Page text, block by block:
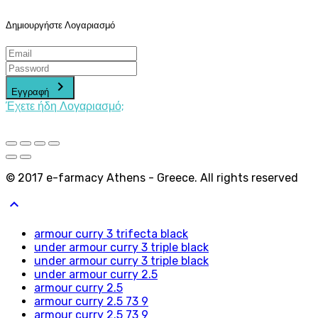
Δημιουργήστε Λογαριασμό
Εγγραφή keyboard_arrow_right
Έχετε ήδη Λογαριασμό;
© 2017 e-farmacy Athens - Greece. All rights reserved
keyboard_arrow_up
armour curry 3 trifecta black
under armour curry 3 triple black
under armour curry 3 triple black
under armour curry 2.5
armour curry 2.5
armour curry 2.5 73 9
armour curry 2.5 73 9